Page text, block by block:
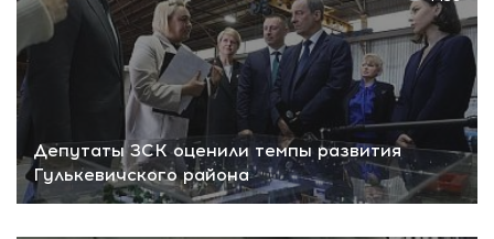
Депутаты ЗСК оценили темпы развития
Гулькевичского района